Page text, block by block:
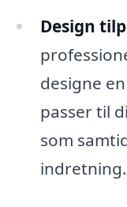
Design
designe
passer til
som
indretning.